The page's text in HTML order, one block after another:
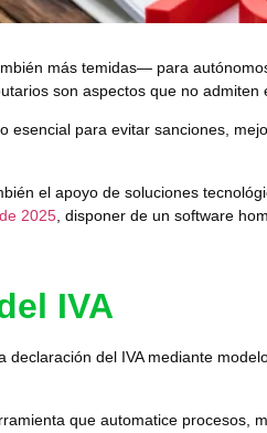
más temidas— para
son aspectos que no admiten
para evitar sanciones,
el apoyo de soluciones
2025 , disponer de un software
IVA
del IVA mediante
que automatice procesos,